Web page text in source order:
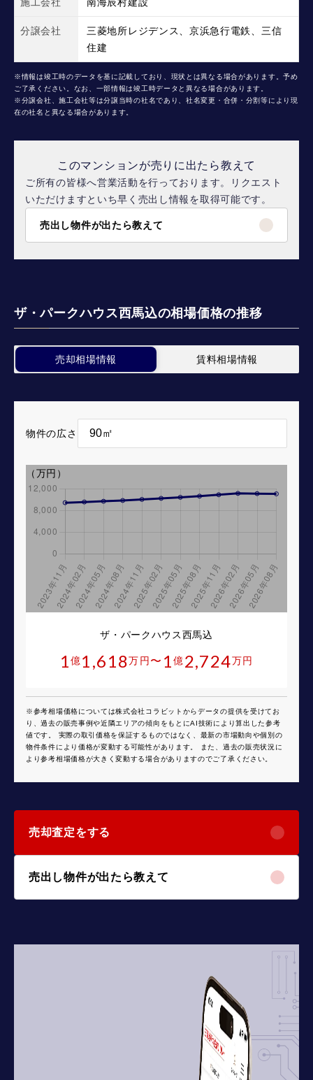
分譲会社
三菱地所レジデンス、京浜急行電鉄、三信
住建
※情報は竣工時のデータを基に記載しており、現状とは異なる場合があります。予め
ご了承ください。なお、一部情報は竣工時データと異なる場合があります。
※分譲会社、施工会社等は分譲当時の社名であり、社名変更・合併・分割等により現
在の社名と異なる場合があります。
このマンションが売りに出たら教えて
ご所有の皆様へ営業活動を行っております。リクエスト
いただけますといち早く売出し情報を取得可能です。
売出し物件が出たら教えて
ザ・パークハウス西馬込の相場価格の推移
売却相場情報 賃料相場情報
物件の広さ
ザ・パークハウス西馬込
1億1,618万円 〜 1億2,724万円
※参考相場価格については株式会社コラビットからデータの提供を受けてお
り、過去の販売事例や近隣エリアの傾向をもとにAI技術により算出した参考
値です。 実際の取引価格を保証するものではなく、最新の市場動向や個別の
物件条件により価格が変動する可能性があります。 また、過去の販売状況に
より参考相場価格が大きく変動する場合がありますのでご了承ください。
（万円）
売却査定をする
売出し物件が出たら教えて